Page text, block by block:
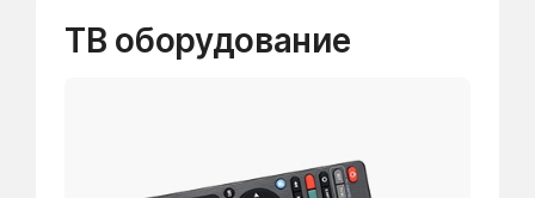
ТВ оборудование